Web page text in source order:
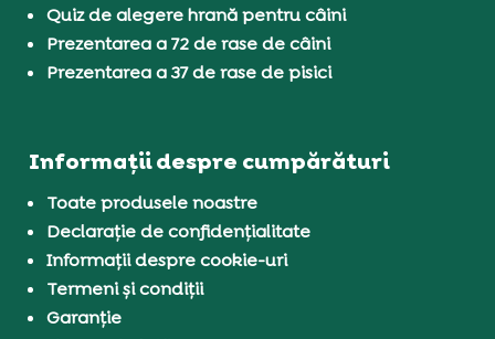
Quiz de alegere hrană pentru câini
Prezentarea a 72 de rase de câini
Prezentarea a 37 de rase de pisici
Informații despre cumpărături
Toate produsele noastre
Declarație de confidențialitate
Informații despre cookie-uri
Termeni și condiții
Garanție